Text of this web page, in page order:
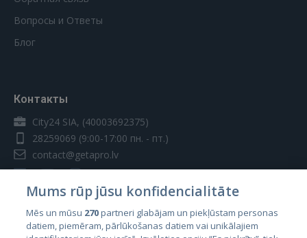
Вопросы и Ответы
Блог
Контакты
City24 SIA, (40003692375)
28259069 (9:00-17:00 пн. - пт.)
contact@getapro.lv
Страны
Mums rūp jūsu konfidencialitāte
Mēs un mūsu 270partneri glabājam un piekļūstam personas
datiem, piemēram, pārlūkošanas datiem vai unikālajiem